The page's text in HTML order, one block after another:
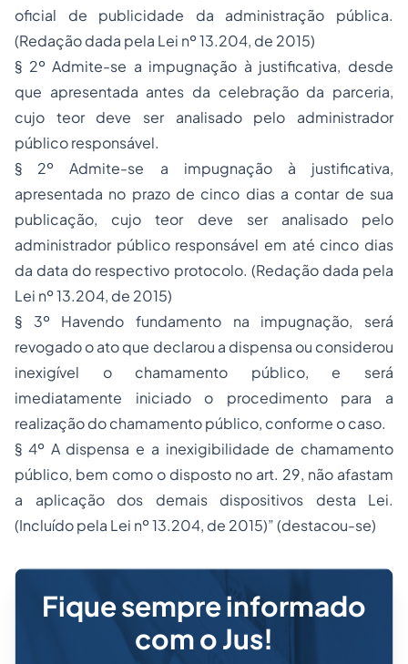
oficial de publicidade da administração pública.
(Redação dada pela Lei nº 13.204, de 2015)
§ 2º Admite-se a impugnação à justificativa, desde
que apresentada antes da celebração da parceria,
cujo teor deve ser analisado pelo administrador
público responsável.
§ 2º Admite-se a impugnação à justificativa,
apresentada no prazo de cinco dias a contar de sua
publicação, cujo teor deve ser analisado pelo
administrador público responsável em até cinco dias
da data do respectivo protocolo. (Redação dada pela
Lei nº 13.204, de 2015)
§ 3º Havendo fundamento na impugnação, será
revogado o ato que declarou a dispensa ou considerou
inexigível o chamamento público, e será
imediatamente iniciado o procedimento para a
realização do chamamento público, conforme o caso.
§ 4º A dispensa e a inexigibilidade de chamamento
público, bem como o disposto no art. 29, não afastam
a aplicação dos demais dispositivos desta Lei.
(Incluído pela Lei nº 13.204, de 2015)” (destacou-se)
Fique sempre informado
com o Jus!